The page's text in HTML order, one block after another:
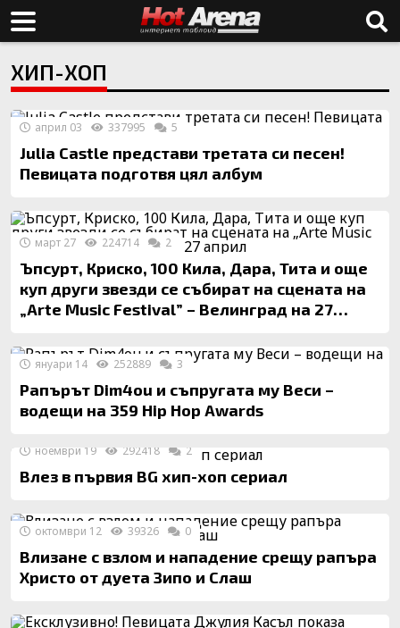
ХИП-ХОП
Julia Castle представи третата си песен!
Певицата подготвя цял албум
април 03 337995 5
Ъпсурт, Криско, 100 Кила, Дара, Тита и още
куп други звезди се събират на сцената на
„Arte Music Festival” – Велинград на 27
март 27 224714 2
Рапърът Dim4ou и съпругата му Веси –
водещи на 359 Hip Hop Awards
януари 14 252889 3
Влез в първия BG хип-хоп сериал
ноември 19 292418 2
Влизане с взлом и нападение срещу рапъра
Христо от дуета Зипо и Слаш
октомври 12 39326 0